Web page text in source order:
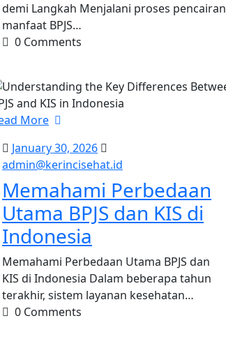
demi Langkah Menjalani proses pencairan
manfaat BPJS…
0 Comments
More
January 30, 2026January
30,
2026
admin@kerincisehat.id
Memahami Perbedaan
Utama BPJS dan KIS di
Indonesia
Memahami Perbedaan Utama BPJS dan
KIS di Indonesia Dalam beberapa tahun
terakhir, sistem layanan kesehatan…
0 Comments